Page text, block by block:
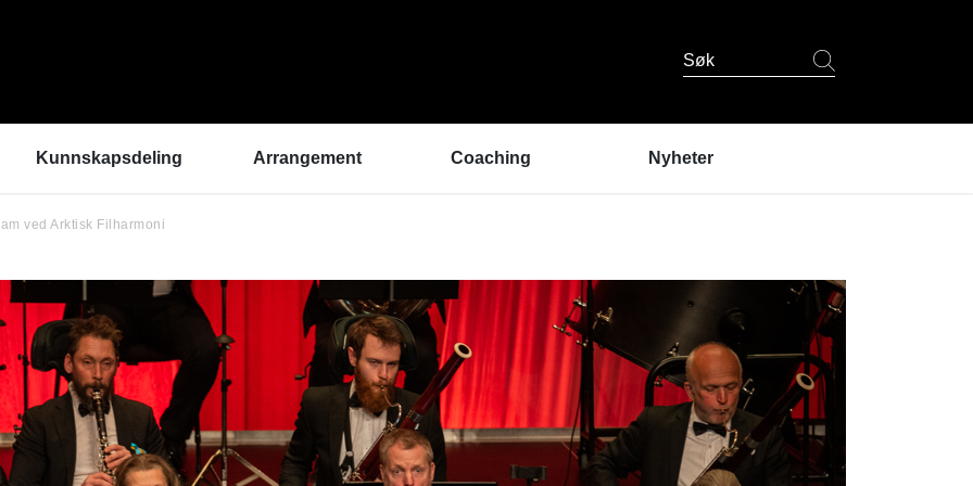
Søk
Kunnskapsdeling
Kunnskapsbank
Se en gang til - bedre
rekrutteringsprosesser
Klangbunn – verktøy
for bærekraftige
prestasjonsmiljøer
Podkast
Helsetilbudet
Sammen om like muligheter
Arrangement Coaching
Hvem er coachene?
Vil du prøve coaching? /
Påmelding
Nyheter
ved Arktisk Filharmoni